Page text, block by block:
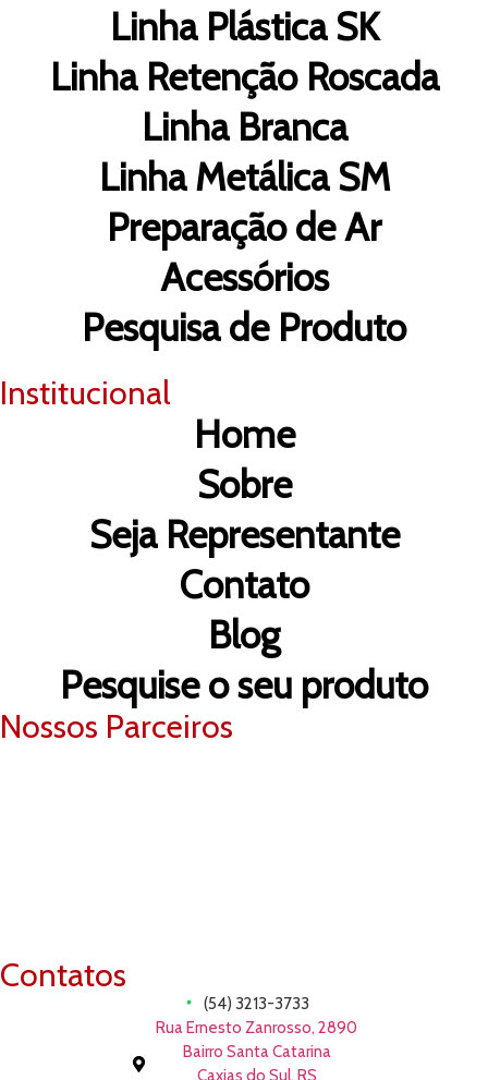
Linha Plástica SK
Linha Retenção Roscada
Linha Branca
Linha Metálica SM
Preparação de Ar
Acessórios
Pesquisa de Produto
Institucional
Home
Sobre
Seja Representante
Contato
Blog
Pesquise o seu produto
Nossos Parceiros
Contatos
(54) 3213-3733
Rua Ernesto Zanrosso, 2890
Bairro Santa Catarina
Caxias do Sul, RS